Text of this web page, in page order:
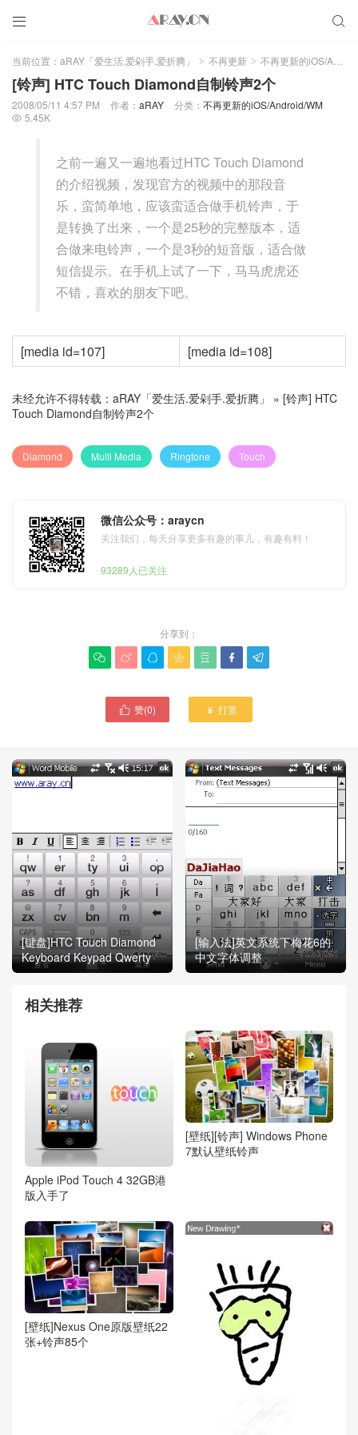
 
当前位置： aRAY「爱生活.爱剁手.爱折腾」 > 不再更新 > 不再更新的iOS/Android/WM
[铃声] HTC Touch Diamond自制铃声2个
2008/05/11 4:57 PM 作者： aRAY 分类： 不再更新的iOS/Android/WM
 5.45K
之前一遍又一遍地看过HTC Touch Diamond
的介绍视频，发现官方的视频中的那段音
乐，蛮简单地，应该蛮适合做手机铃声，于
是转换了出来，一个是25秒的完整版本，适
合做来电铃声，一个是3秒的短音版，适合做
短信提示。在手机上试了一下，马马虎虎还
不错，喜欢的朋友下吧。
[media id=107] [media id=108]
未经允许不得转载： aRAY「爱生活.爱剁手.爱折腾」 » [铃声] HTC
Touch Diamond自制铃声2个
Diamond Multi Media Ringtone Touch
微信公众号：araycn
关注我们，每天分享更多有趣的事儿，有趣有料！
93289人已关注
分享到：
      
 赞(0)  打赏
[键盘]HTC Touch Diamond
Keyboard Keypad Qwerty
[输入法]英文系统下梅花6的
中文字体调整
相关推荐
Apple iPod Touch 4 32GB港
版入手了
[壁纸][铃声] Windows Phone
7默认壁纸铃声
[壁纸]Nexus One原版壁纸22
张+铃声85个